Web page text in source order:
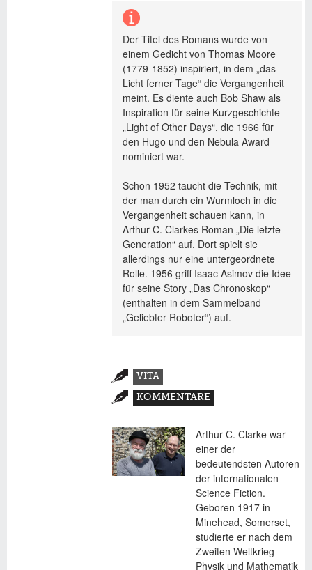
Der Titel des Romans wurde von
einem Gedicht von Thomas Moore
(1779-1852) inspiriert, in dem „das
Licht ferner Tage“ die Vergangenheit
meint. Es diente auch Bob Shaw als
Inspiration für seine Kurzgeschichte
„Light of Other Days“, die 1966 für
den Hugo und den Nebula Award
nominiert war.
Schon 1952 taucht die Technik, mit
der man durch ein Wurmloch in die
Vergangenheit schauen kann, in
Arthur C. Clarkes Roman „Die letzte
Generation“ auf. Dort spielt sie
allerdings nur eine untergeordnete
Rolle. 1956 griff Isaac Asimov die Idee
für seine Story „Das Chronoskop“
(enthalten in dem Sammelband
„Geliebter Roboter“) auf.
Zusatzmaterial
VITA
(AKTIVER
REITER)
KOMMENTARE
Arthur C. Clarke war
einer der
bedeutendsten Autoren
der internationalen
Science Fiction.
Geboren 1917 in
Minehead, Somerset,
studierte er nach dem
Zweiten Weltkrieg
Physik und Mathematik